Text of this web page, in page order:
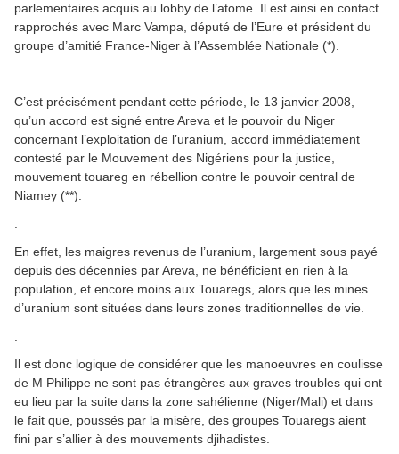
parlementaires acquis au lobby de l’atome. Il est ainsi en contact
rapprochés avec Marc Vampa, député de l’Eure et président du
groupe d’amitié France-Niger à l’Assemblée Nationale (*).
C’est précisément pendant cette période, le 13 janvier 2008,
qu’un accord est signé entre Areva et le pouvoir du Niger
concernant l’exploitation de l’uranium, accord immédiatement
contesté par le Mouvement des Nigériens pour la justice,
mouvement touareg en rébellion contre le pouvoir central de
Niamey (**).
En effet, les maigres revenus de l’uranium, largement sous payé
depuis des décennies par Areva, ne bénéficient en rien à la
population, et encore moins aux Touaregs, alors que les mines
d’uranium sont situées dans leurs zones traditionnelles de vie.
Il est donc logique de considérer que les manoeuvres en coulisse
de M Philippe ne sont pas étrangères aux graves troubles qui ont
eu lieu par la suite dans la zone sahélienne (Niger/Mali) et dans
le fait que, poussés par la misère, des groupes Touaregs aient
fini par s’allier à des mouvements djihadistes.